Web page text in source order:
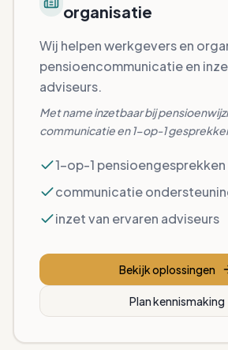
organisatie
Wij helpen werkgevers en
pensioencommunicatie en
adviseurs.
Met name inzetbaar bij
communicatie en 1-op-1
1-op-1 pensioengesprekken
communicatie
inzet van ervaren adviseurs
Bekijk oplossingen
Plan kennismaking